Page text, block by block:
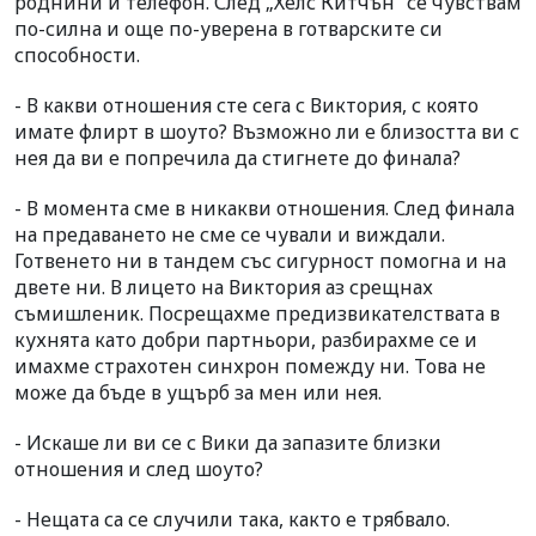
по-силна и още по-уверена в готварските си
способности.
- В какви отношения сте сега с Виктория, с която
имате флирт в шоуто? Възможно ли е близостта ви с
нея да ви е попречила да стигнете до финала?
- В момента сме в никакви отношения. След финала
на предаването не сме се чували и виждали.
Готвенето ни в тандем със сигурност помогна и на
двете ни. В лицето на Виктория аз срещнах
съмишленик. Посрещахме предизвикателствата в
кухнята като добри партньори, разбирахме се и
имахме страхотен синхрон помежду ни. Това не
може да бъде в ущърб за мен или нея.
- Искаше ли ви се с Вики да запазите близки
отношения и след шоуто?
- Нещата са се случили така, както е трябвало.